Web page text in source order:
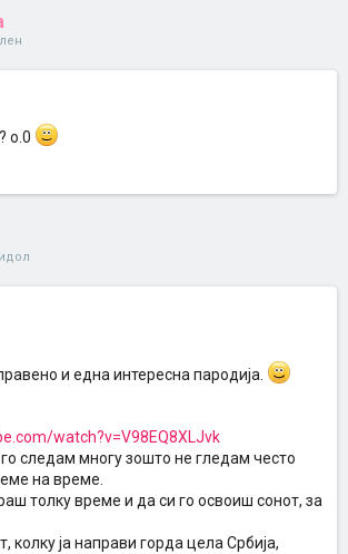
о.0
и една интересна пародија.
watch?v=V98EQ8XLJvk
следам многу зошто не гледам често
на време.
толку време и да си го освоиш сонот, за
колку ја направи горда цела Србија,